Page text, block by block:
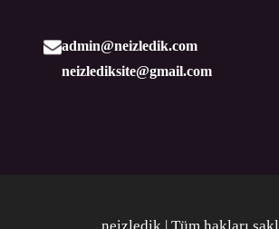
admin@neizledik.com
neizlediksite@gmail.com